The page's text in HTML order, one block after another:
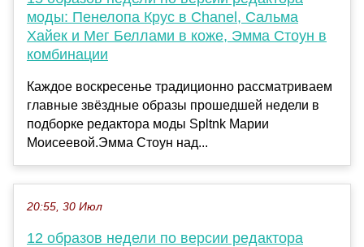
моды: Пенелопа Крус в Chanel, Сальма
Хайек и Мег Беллами в коже, Эмма Стоун в
комбинации
Каждое воскресенье традиционно рассматриваем
главные звёздные образы прошедшей недели в
подборке редактора моды Spltnk Марии
Моисеевой.Эмма Стоун над...
20:55, 30 Июл
12 образов недели по версии редактора